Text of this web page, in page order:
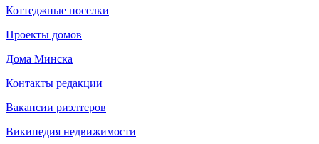
Коттеджные поселки
Проекты домов
Дома Минска
Контакты редакции
Вакансии риэлтеров
Википедия недвижимости